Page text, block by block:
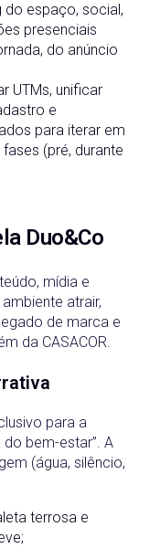
do espaço, social,
presenciais
do anúncio
UTMs, unificar
e
para iterar em
(pré, durante
Duo&Co
mídia e
atrair,
de marca e
da CASACOR.
para a
bem-estar”. A
(água, silêncio,
terrosa e